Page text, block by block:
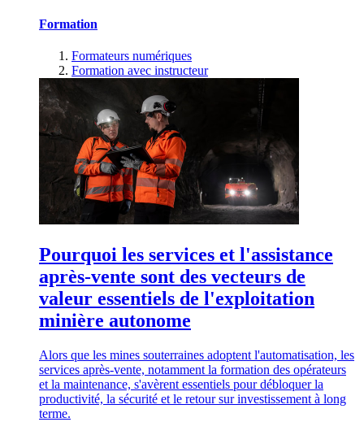
Formation
Formateurs numériques
Formation avec instructeur
Pourquoi les services et l'assistance
après-vente sont des vecteurs de
valeur essentiels de l'exploitation
minière autonome
Alors que les mines souterraines adoptent l'automatisation, les
services après-vente, notamment la formation des opérateurs
et la maintenance, s'avèrent essentiels pour débloquer la
productivité, la sécurité et le retour sur investissement à long
terme.